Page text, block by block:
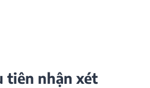
tiên nhận xét